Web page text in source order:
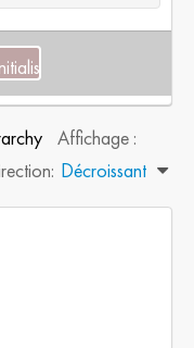
Affichage :
Décroissant